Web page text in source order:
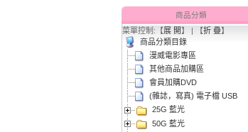
3.【平裝版藍光】[英] 太空超人
(2026)[台版字幕]
商品分類
菜單控制:【展 開】 | 【折 疊】
商品分類目錄
漫威電影專區
其他商品加購區
會員加購DVD
(雜誌，寫真) 電子檔 USB
25G 藍光
50G 藍光